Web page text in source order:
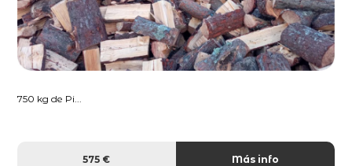
750 kg de Pi...
575 € Más info